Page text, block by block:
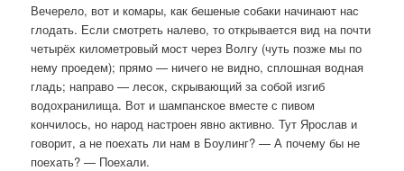
Вечерело, вот и комары, как бешеные собаки начинают нас
глодать. Если смотреть налево, то открывается вид на почти
четырёх километровый мост через Волгу (чуть позже мы по
нему проедем); прямо — ничего не видно, сплошная водная
гладь; направо — лесок, скрывающий за собой изгиб
водохранилища. Вот и шампанское вместе с пивом
кончилось, но народ настроен явно активно. Тут Ярослав и
говорит, а не поехать ли нам в Боулинг? — А почему бы не
поехать? — Поехали.